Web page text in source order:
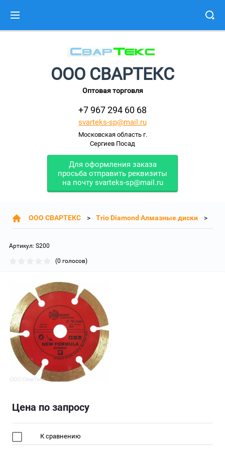
ООО СВАРТЕКС
Оптовая торговля
+7 967 294 60 68
svarteks-sp@mail.ru
Московская область г.
Сергиев Посад
Для оформления заказа
просьба отправить реквизиты
на почту svarteks-sp@mail.ru
ООО СВАРТЕКС Trio Diamond Алмазные диски
Артикул: S200
(0 голосов)
Цена по запросу
К сравнению